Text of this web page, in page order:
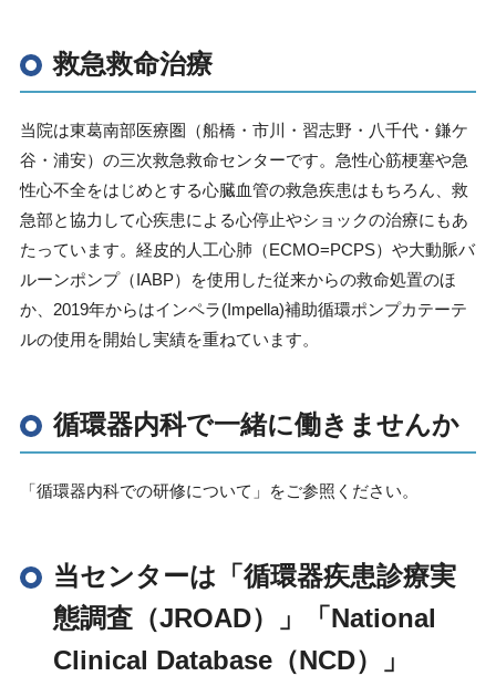
救急救命治療
当院は東葛南部医療圏（船橋・市川・習志野・八千代・鎌ケ
谷・浦安）の三次救急救命センターです。急性心筋梗塞や急
性心不全をはじめとする心臓血管の救急疾患はもちろん、救
急部と協力して心疾患による心停止やショックの治療にもあ
たっています。経皮的人工心肺（ECMO=PCPS）や大動脈バ
ルーンポンプ（IABP）を使用した従来からの救命処置のほ
か、 2019年からはインペラ(Impella)補助循環ポンプカテーテ
ルの使用を開始し実績を重ねています。
循環器内科で一緒に働きませんか
「循環器内科での研修について」をご参照ください。
当センターは「循環器疾患診療実
態調査（JROAD）」「National
Clinical Database（NCD）」